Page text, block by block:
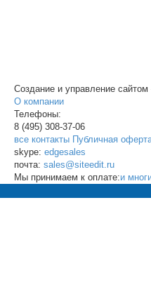
Создание и управление сайтом
О компании
Телефоны:
8 (495) 308-37-06
все контакты Публичная
skype: edgesales
почта: sales@siteedit.ru
Мы принимаем к оплате:и